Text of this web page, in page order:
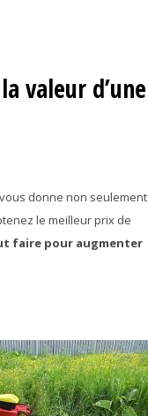
valeur d’une
donne non seulement
le meilleur prix de
faire pour augmenter